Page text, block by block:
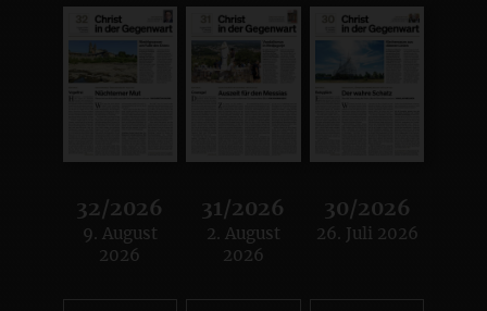
32/2026
:
9. August
2026
31/2026
:
2. August
2026
30/2026
:
26. Juli 2026